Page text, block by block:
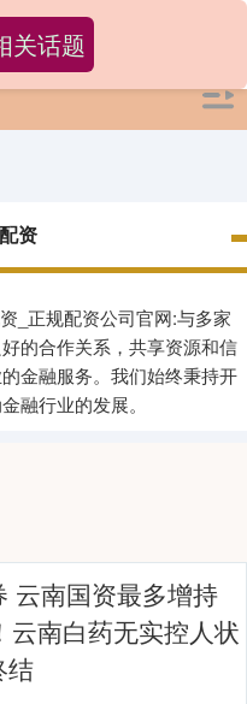
资
_正规配资公司官网:与多家
的合作关系，共享资源和信
金融服务。我们始终秉持开
融行业的发展。
关话题
云南国资最多增持
云南白药无实控人状
结